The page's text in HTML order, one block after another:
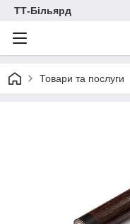
ТТ-Більярд
Товари та послуги